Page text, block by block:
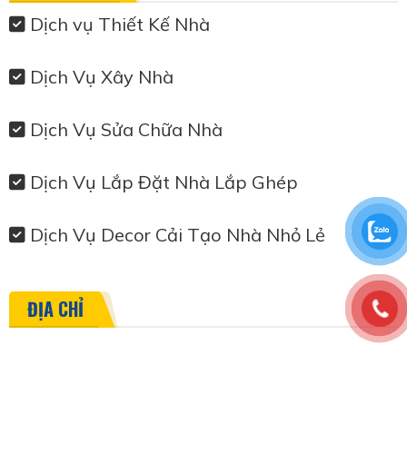
Dịch vụ Thiết Kế Nhà
Dịch Vụ Xây Nhà
Dịch Vụ Sửa Chữa Nhà
Dịch Vụ Lắp Đặt Nhà Lắp Ghép
Dịch Vụ Decor Cải Tạo Nhà Nhỏ Lẻ
ĐỊA CHỈ